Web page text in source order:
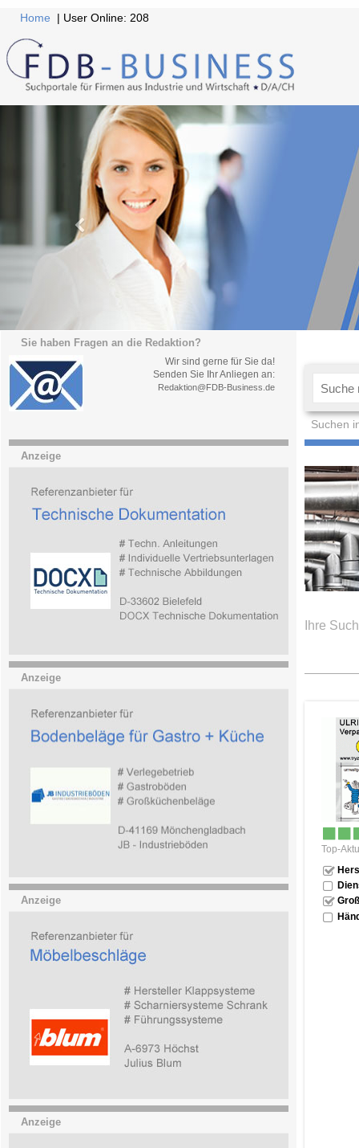
Home | User Online: 208
Sie haben Fragen an die Redaktion?
Wir sind gerne für Sie da!
Senden Sie Ihr Anliegen an:
Redaktion@FDB-Business.de
Suchen
Anzeige
Anzeige
Anzeige
Anzeige
Ihre
Top-